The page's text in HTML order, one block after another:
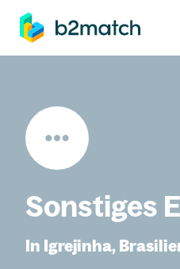
springen
Sonstiges
In Igrejinha,